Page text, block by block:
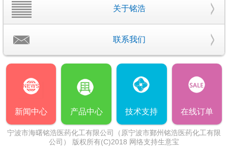
关于铭浩
联系我们
新闻中心 产品中心 技术支持 在线订单
宁波市海曙铭浩医药化工有限公司（原宁波市鄞州铭浩医药化工有限
公司）
版权所有(C)2018 网络支持生意宝